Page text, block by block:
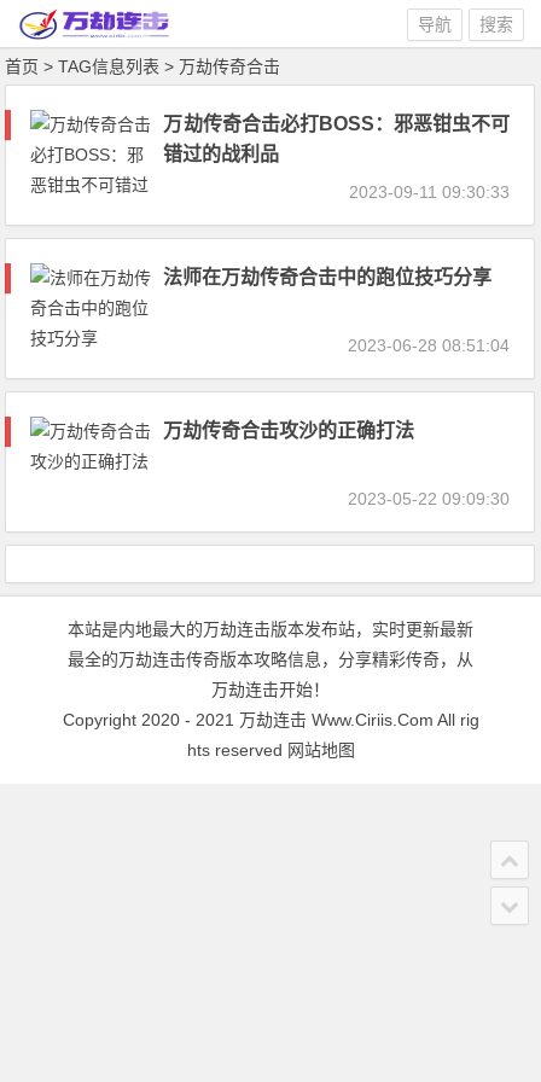
搜索
导航
首页 > TAG信息列表 > 万劫传奇合击
万劫传奇合击必打BOSS：邪恶钳虫不可
错过的战利品
2023-09-11 09:30:33
法师在万劫传奇合击中的跑位技巧分享
2023-06-28 08:51:04
万劫传奇合击攻沙的正确打法
2023-05-22 09:09:30
本站是内地最大的万劫连击版本发布站，实时更新最新
最全的万劫连击传奇版本攻略信息，分享精彩传奇，从
万劫连击开始！
Copyright 2020 - 2021 万劫连击 Www.Ciriis.Com All rig
hts reserved 网站地图